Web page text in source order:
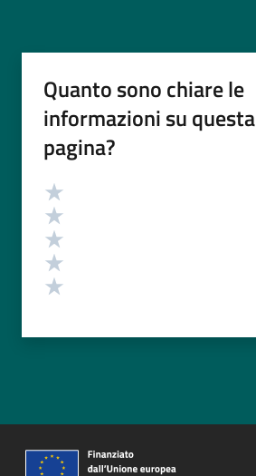
Quanto sono chiare le
informazioni su questa
pagina?
Valutazione